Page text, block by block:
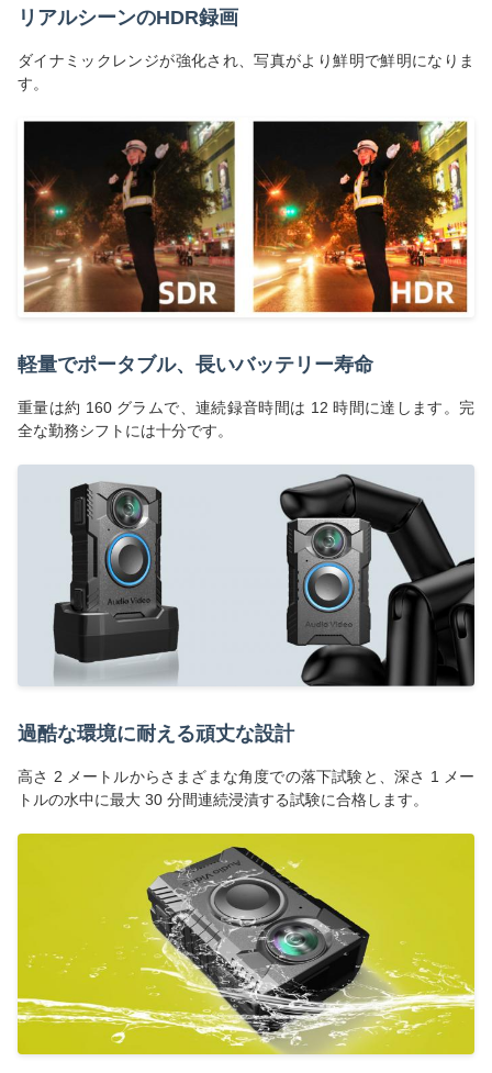
リアルシーンのHDR録画
ダイナミックレンジが強化され、写真がより鮮明で鮮明になりま
す。
軽量でポータブル、長いバッテリー寿命
重量は約 160 グラムで、連続録音時間は 12 時間に達します。完
全な勤務シフトには十分です。
過酷な環境に耐える頑丈な設計
高さ 2 メートルからさまざまな角度での落下試験と、深さ 1 メー
トルの水中に最大 30 分間連続浸漬する試験に合格します。